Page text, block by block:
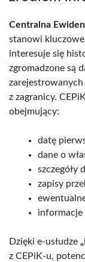
Centralna
stanowi
interesuje się
zgromadzone są
z zagranicy.
obejmujący:
datę
dane o
szczegóły
zapisy
informacje
Dzięki e-usłudze
z CEPiK-u,